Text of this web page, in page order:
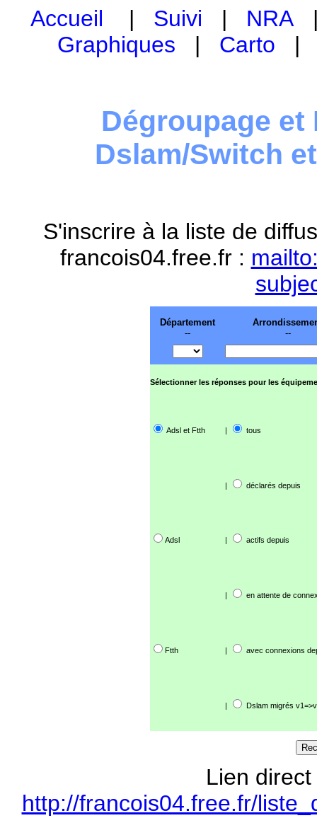
Accueil | Suivi | NRA
Graphiques | Carto
Dégroupage et
Dslam/Switch
S'inscrire à la liste de
francois04.free.fr :
Département
--
--
Sélectionner les réponses pour les
Adsl et Ftth | tous
| déclarés depuis
Adsl | actifs depuis
| en attente de
Ftth | avec connexions
| Dslam migrés
Lien
http://francois04.free.fr/